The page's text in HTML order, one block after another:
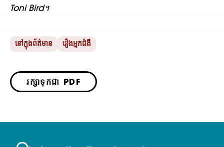
Toni Bird។
នៅក្នុងព័ត៌មាន រឿងអ្នកជំងឺ
រក្សាទុកជា PDF